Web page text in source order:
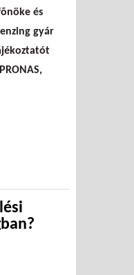
hulladékégető
és
gyár